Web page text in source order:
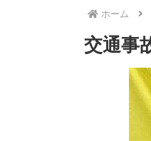
ホーム
交通事